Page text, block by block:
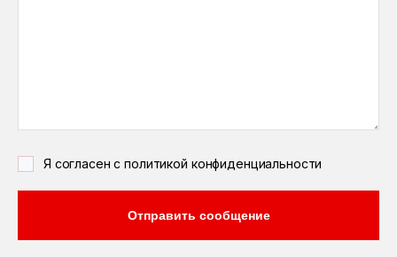
Я согласен с политикой конфиденциальности
Отправить сообщение